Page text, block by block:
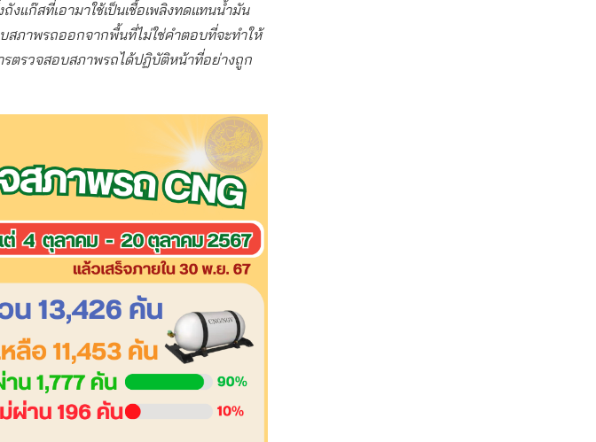
แก๊สที่เอามาใช้เป็นเชื้อเพลิงทดแทนน้ำมัน
สภาพรถออกจากพื้นที่ไม่ใช่คําตอบที่จะทําให้
รตรวจสอบสภาพรถได้ปฏิบัติหน้าที่อย่างถูก